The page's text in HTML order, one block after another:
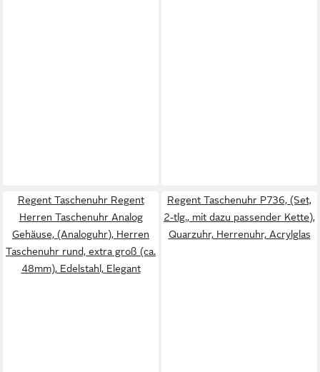
Regent Taschenuhr Regent
Herren Taschenuhr Analog
Gehäuse, (Analoguhr), Herren
Taschenuhr rund, extra groß (ca.
48mm), Edelstahl, Elegant
Regent Taschenuhr P736, (Set,
2-tlg., mit dazu passender Kette),
Quarzuhr, Herrenuhr, Acrylglas